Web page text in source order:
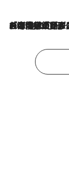
2026.8.3
「今後値上げがあるとすれば…」「リスクがあるのは今年の冬」エネルギー専門家が語る、ホルムズ海峡封鎖が家庭にもたらす“ある心配”